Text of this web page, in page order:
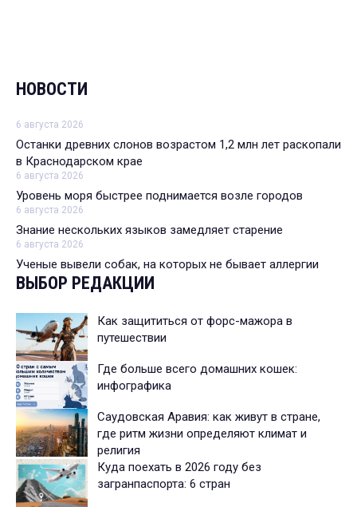
НОВОСТИ
6 августа 2026
Останки древних слонов возрастом 1,2 млн лет раскопали
в Краснодарском крае
6 августа 2026
Уровень моря быстрее поднимается возле городов
6 августа 2026
Знание нескольких языков замедляет старение
6 августа 2026
Ученые вывели собак, на которых не бывает аллергии
ВЫБОР РЕДАКЦИИ
Как защититься от форс-мажора в
путешествии
Где больше всего домашних кошек:
инфографика
Саудовская Аравия: как живут в стране,
где ритм жизни определяют климат и
религия
Куда поехать в 2026 году без
загранпаспорта: 6 стран